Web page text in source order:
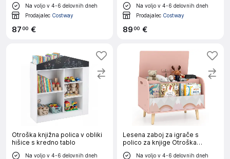
Na voljo v 4-6 delovnih dneh
Prodajalec Costway
8700 €
Na voljo v 4-6 delovnih dneh
Prodajalec Costway
8900 €
Otroška knjižna polica v obliki
hišice s kredno tablo
Na voljo v 4-6 delovnih dneh
Lesena zaboj za igrače s
polico za knjige Otroška
knjižna omara
Na voljo v 4-6 delovnih dneh